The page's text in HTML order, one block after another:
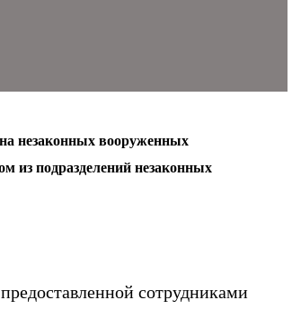
незаконных вооруженных
из подразделений незаконных
сотрудниками